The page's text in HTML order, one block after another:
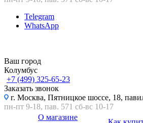
Telegram
WhatsApp
Ваш город
Колумбус
+7 (499) 325-65-23
Заказать звонок
г. Москва, Пятницкое шоссе, 18,
пн-пт 9-18, пав. 571 сб-вс 10-17
О магазине